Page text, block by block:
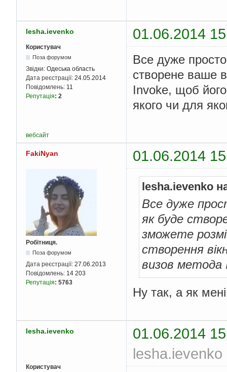
lesha.ievenko 01.06.2014
Користувач
Поза форумом
Звідки: Одеська область
Дата реєстрації: 24.05.2014
Повідомлень: 11
Репутація: 2
Все дуже
створене ваше
Invoke, щоб його
якого чи для
вебсайт
FakiNyan 01.06.2014
Робітниця.
Поза форумом
Дата реєстрації: 27.06.2013
Повідомлень: 14 203
Репутація: 5763
lesha.ievenko
Все дуже
як буде
зможете
створення
визов метода
Ну так, а як
lesha.ievenko
01.06.2014
Користувач